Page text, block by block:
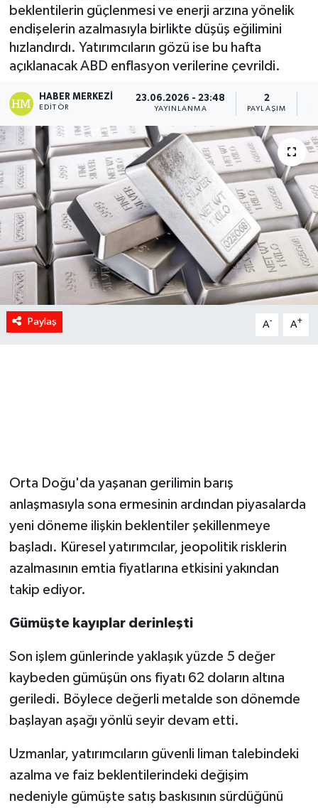
beklentilerin güçlenmesi ve enerji arzına yönelik
endişelerin azalmasıyla birlikte düşüş eğilimini
hızlandırdı. Yatırımcıların gözü ise bu hafta
açıklanacak ABD enflasyon verilerine çevrildi.
HABER MERKEZI
EDITÖR
23.06.2026 - 23:48
YAYINLANMA
2
PAYLAŞIM
Paylaş A- A+
Orta Doğu'da yaşanan gerilimin barış
anlaşmasıyla sona ermesinin ardından piyasalarda
yeni döneme ilişkin beklentiler şekillenmeye
başladı. Küresel yatırımcılar, jeopolitik risklerin
azalmasının emtia fiyatlarına etkisini yakından
takip ediyor.
Gümüşte kayıplar derinleşti
Son işlem günlerinde yaklaşık yüzde 5 değer
kaybeden gümüşün ons fiyatı 62 doların altına
geriledi. Böylece değerli metalde son dönemde
başlayan aşağı yönlü seyir devam etti.
Uzmanlar, yatırımcıların güvenli liman talebindeki
azalma ve faiz beklentilerindeki değişim
nedeniyle gümüşte satış baskısının sürdüğünü